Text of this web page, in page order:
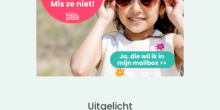
Uitgelicht